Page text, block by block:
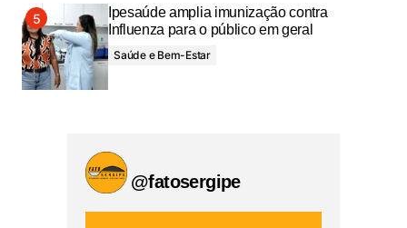
Ipesaúde amplia imunização contra
Influenza para o público em geral
Saúde e Bem-Estar
@fatosergipe